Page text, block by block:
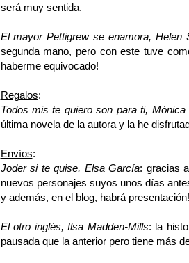
será muy sentida.
El mayor Pettigrew se enamora, Helen
segunda mano, pero con este tuve
haberme equivocado!
Regalos:
Todos mis te quiero son para ti, Mónica
última novela de la autora y la he
Envíos:
Joder si te quise, Elsa García: gracias
nuevos personajes suyos unos días
y además, en el blog, habrá presentación!
El otro inglés, Ilsa Madden-Mills: la
pausada que la anterior pero tiene más